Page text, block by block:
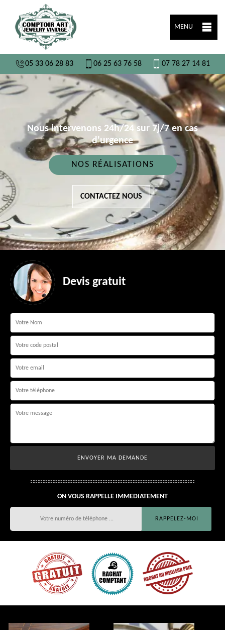
MENU
05 33 06 28 83 06 25 63 76 58 07 78 27 14 81
Nous intervenons 24h/24 sur 7j/7 en cas
d'urgence
NOS RÉALISATIONS
CONTACTEZ NOUS
Devis gratuit
ON VOUS RAPPELLE IMMEDIATEMENT